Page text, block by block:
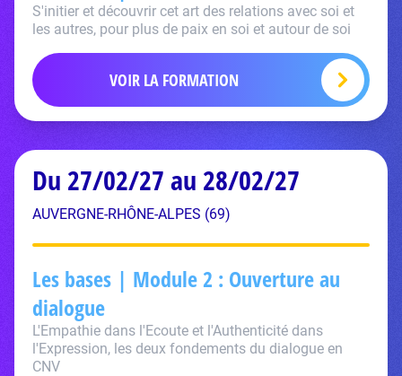
S'initier et découvrir cet art des relations avec soi et
les autres, pour plus de paix en soi et autour de soi
VOIR LA FORMATION
Du 27/02/27 au 28/02/27
AUVERGNE-RHÔNE-ALPES (69)
Les bases | Module 2 : Ouverture au
dialogue
L'Empathie dans l'Ecoute et l'Authenticité dans
l'Expression, les deux fondements du dialogue en
CNV